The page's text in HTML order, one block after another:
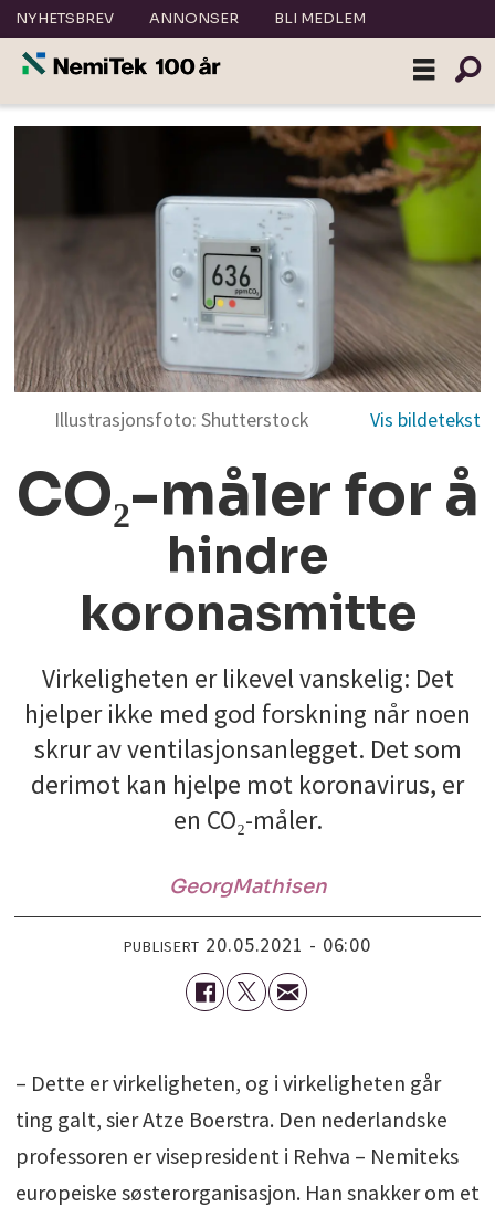
NYHETSBREV ANNONSER BLI MEDLEM
Illustrasjonsfoto: Shutterstock
CO₂-måler for å
hindre
koronasmitte
Virkeligheten er likevel vanskelig: Det
hjelper ikke med god forskning når noen
skrur av ventilasjonsanlegget. Det som
derimot kan hjelpe mot koronavirus, er
en CO₂-måler.
GeorgMathisen
PUBLISERT 20.05.2021 - 06:00
– Dette er virkeligheten, og i virkeligheten går
ting galt, sier Atze Boerstra. Den nederlandske
professoren er visepresident i Rehva – Nemiteks
europeiske søsterorganisasjon. Han snakker om et